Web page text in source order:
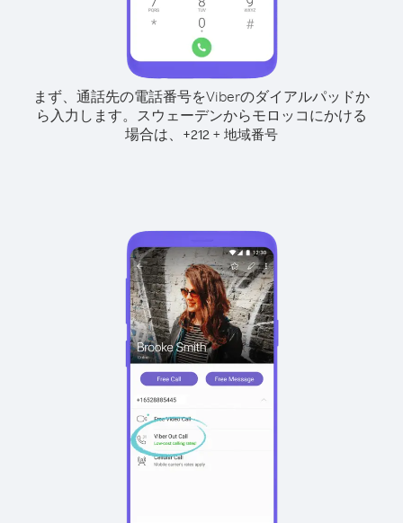
まず、通話先の電話番号をViberのダイアルパッドか
ら入力します。 スウェーデンからモロッコにかける
場合は、 +212 + 地域番号